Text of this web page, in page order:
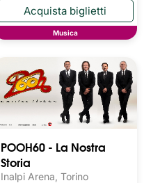
Musica
POOH60 - La Nostra
Storia
Inalpi Arena, Torino